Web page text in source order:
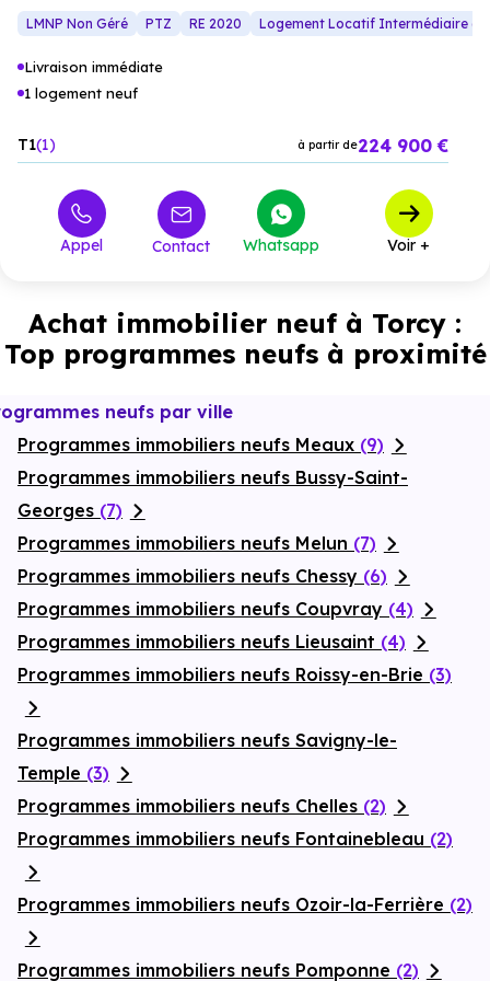
l’intérieur.
Les logements offrent des volumes ouverts et lumineux,
communication entre les espaces. Le confort est renforcé par
uneisolation thermique et acoustique
les nouveaux usages, desplaces de stationnement
privativeset deslocaux à vélosavecbornes de recharge
modes de déplacement plus durables.
LMNP Non Géré PTZ RE 2020 Logement Locatif Intermédiaire
Livraison immédiate
1 logement neuf
T1 1 à partir de224 900 €
Appel Contact Whatsapp Voir +
Achat immobilier neuf à Torcy :
Top programmes neufs à proximité
neufs par ville
Programmes immobiliers neufs Meaux (9)
Programmes immobiliers neufs Bussy-Saint-
Georges (7)
Programmes immobiliers neufs Melun (7)
Programmes immobiliers neufs Chessy (6)
Programmes immobiliers neufs Coupvray (4)
Programmes immobiliers neufs Lieusaint (4)
Programmes immobiliers neufs Roissy-en-Brie (3)
Programmes immobiliers neufs Savigny-le-
Temple (3)
Programmes immobiliers neufs Chelles (2)
Programmes immobiliers neufs Fontainebleau (2)
Programmes immobiliers neufs Ozoir-la-Ferrière (2)
Programmes immobiliers neufs Pomponne (2)